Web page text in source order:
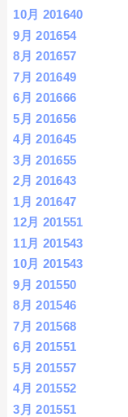
10月 201640
9月 201654
8月 201657
7月 201649
6月 201666
5月 201656
4月 201645
3月 201655
2月 201643
1月 201647
12月 201551
11月 201543
10月 201543
9月 201550
8月 201546
7月 201568
6月 201551
5月 201557
4月 201552
3月 201551